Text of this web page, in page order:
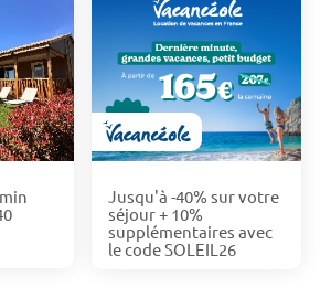
Jusqu'à -40% sur votre
séjour + 10%
supplémentaires avec
le code SOLEIL26